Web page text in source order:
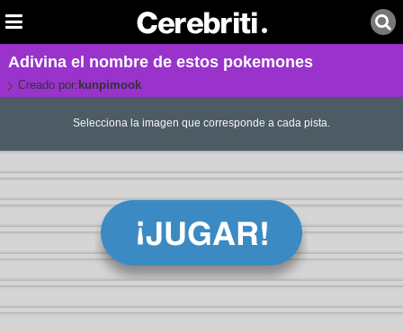
Adivina el nombre de estos pokemones
Creado por: kunpimook
Selecciona la imagen que corresponde a cada pista.